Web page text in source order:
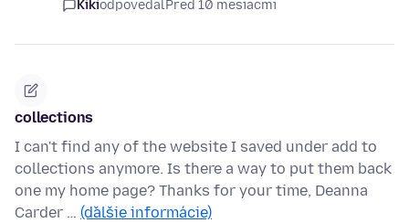
KikiodpovedalPred 10 mesiacmi
collections
I can't find any of the website I saved under add to
collections anymore. Is there a way to put them back
one my home page? Thanks for your time, Deanna
Carder … (ďalšie informácie)